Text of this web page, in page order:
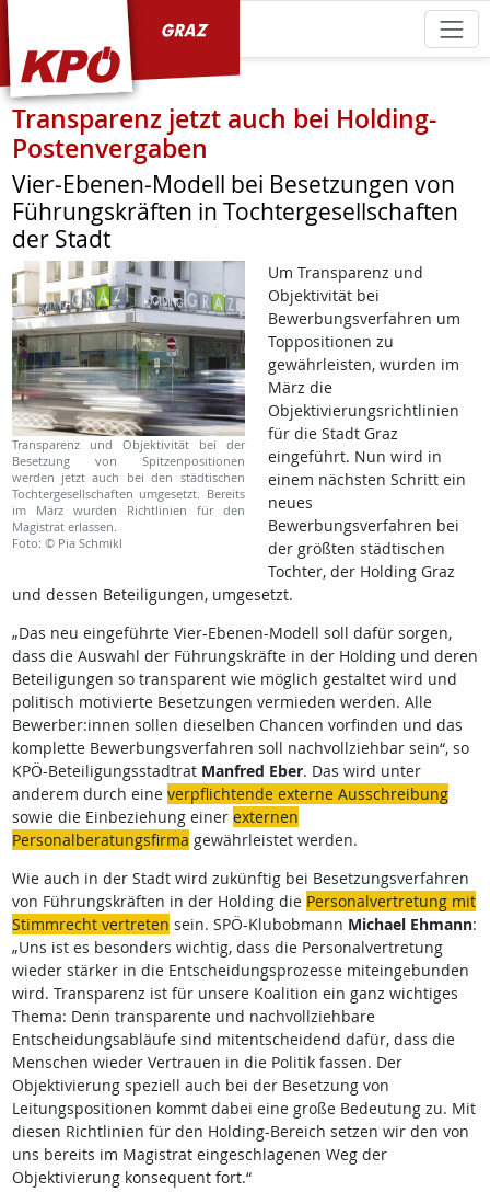
Transparenz jetzt auch bei Holding-
Postenvergaben
Vier-Ebenen-Modell bei Besetzungen von
Führungskräften in Tochtergesellschaften
der Stadt
Transparenz und Objektivität bei der
Besetzung von Spitzenpositionen
werden jetzt auch bei den städtischen
Tochtergesellschaften umgesetzt. Bereits
im März wurden Richtlinien für den
Magistrat erlassen.
Foto: © Pia Schmikl
Um Transparenz und
Objektivität bei
Bewerbungsverfahren um
Toppositionen zu
gewährleisten, wurden im
März die
Objektivierungsrichtlinien
für die Stadt Graz
eingeführt. Nun wird in
einem nächsten Schritt ein
neues
Bewerbungsverfahren bei
der größten städtischen
Tochter, der Holding Graz
und dessen Beteiligungen, umgesetzt.
„Das neu eingeführte Vier-Ebenen-Modell soll dafür sorgen,
dass die Auswahl der Führungskräfte in der Holding und deren
Beteiligungen so transparent wie möglich gestaltet wird und
politisch motivierte Besetzungen vermieden werden. Alle
Bewerber:innen sollen dieselben Chancen vorfinden und das
komplette Bewerbungsverfahren soll nachvollziehbar sein“, so
KPÖ-Beteiligungsstadtrat Manfred Eber. Das wird unter
anderem durch eine verpflichtende externe Ausschreibung
sowie die Einbeziehung einer externen
Personalberatungsfirma gewährleistet werden.
Wie auch in der Stadt wird zukünftig bei Besetzungsverfahren
von Führungskräften in der Holding die Personalvertretung mit
Stimmrecht vertreten sein. SPÖ-Klubobmann Michael Ehmann:
„Uns ist es besonders wichtig, dass die Personalvertretung
wieder stärker in die Entscheidungsprozesse miteingebunden
wird. Transparenz ist für unsere Koalition ein ganz wichtiges
Thema: Denn transparente und nachvollziehbare
Entscheidungsabläufe sind mitentscheidend dafür, dass die
Menschen wieder Vertrauen in die Politik fassen. Der
Objektivierung speziell auch bei der Besetzung von
Leitungspositionen kommt dabei eine große Bedeutung zu. Mit
diesen Richtlinien für den Holding-Bereich setzen wir den von
uns bereits im Magistrat eingeschlagenen Weg der
Objektivierung konsequent fort.“